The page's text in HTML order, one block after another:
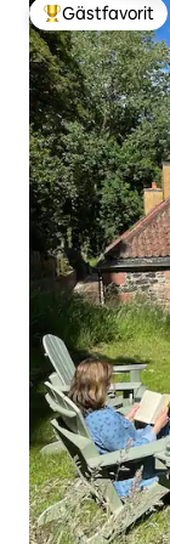
Populär
Gästfavorit